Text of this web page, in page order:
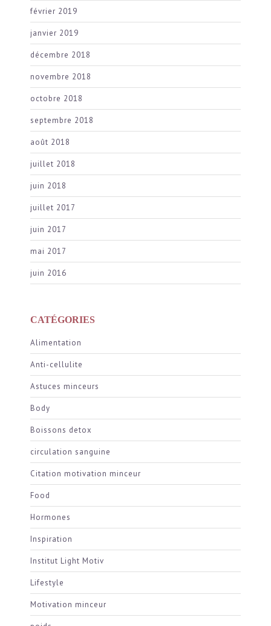
février 2019
janvier 2019
décembre 2018
novembre 2018
octobre 2018
septembre 2018
août 2018
juillet 2018
juin 2018
juillet 2017
juin 2017
mai 2017
juin 2016
CATÉGORIES
Alimentation
Anti-cellulite
Astuces minceurs
Body
Boissons detox
circulation sanguine
Citation motivation minceur
Food
Hormones
Inspiration
Institut Light Motiv
Lifestyle
Motivation minceur